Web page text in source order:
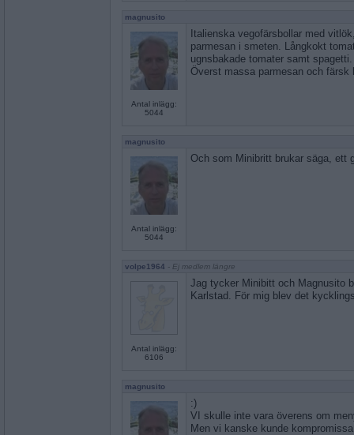
magnusito
Antal inlägg:
5044
Italienska vegofärsbollar med
parmesan i smeten. Långkokt
ugnsbakade tomater samt spagetti.
Överst massa parmesan och färsk
magnusito
Antal inlägg:
5044
Och som Minibritt brukar säga, ett
volpe1964 - Ej medlem längre
Antal inlägg:
6106
Jag tycker Minibitt och Magnusito
Karlstad. För mig blev det
magnusito
:)
VI skulle inte vara överens om
Men vi kanske kunde